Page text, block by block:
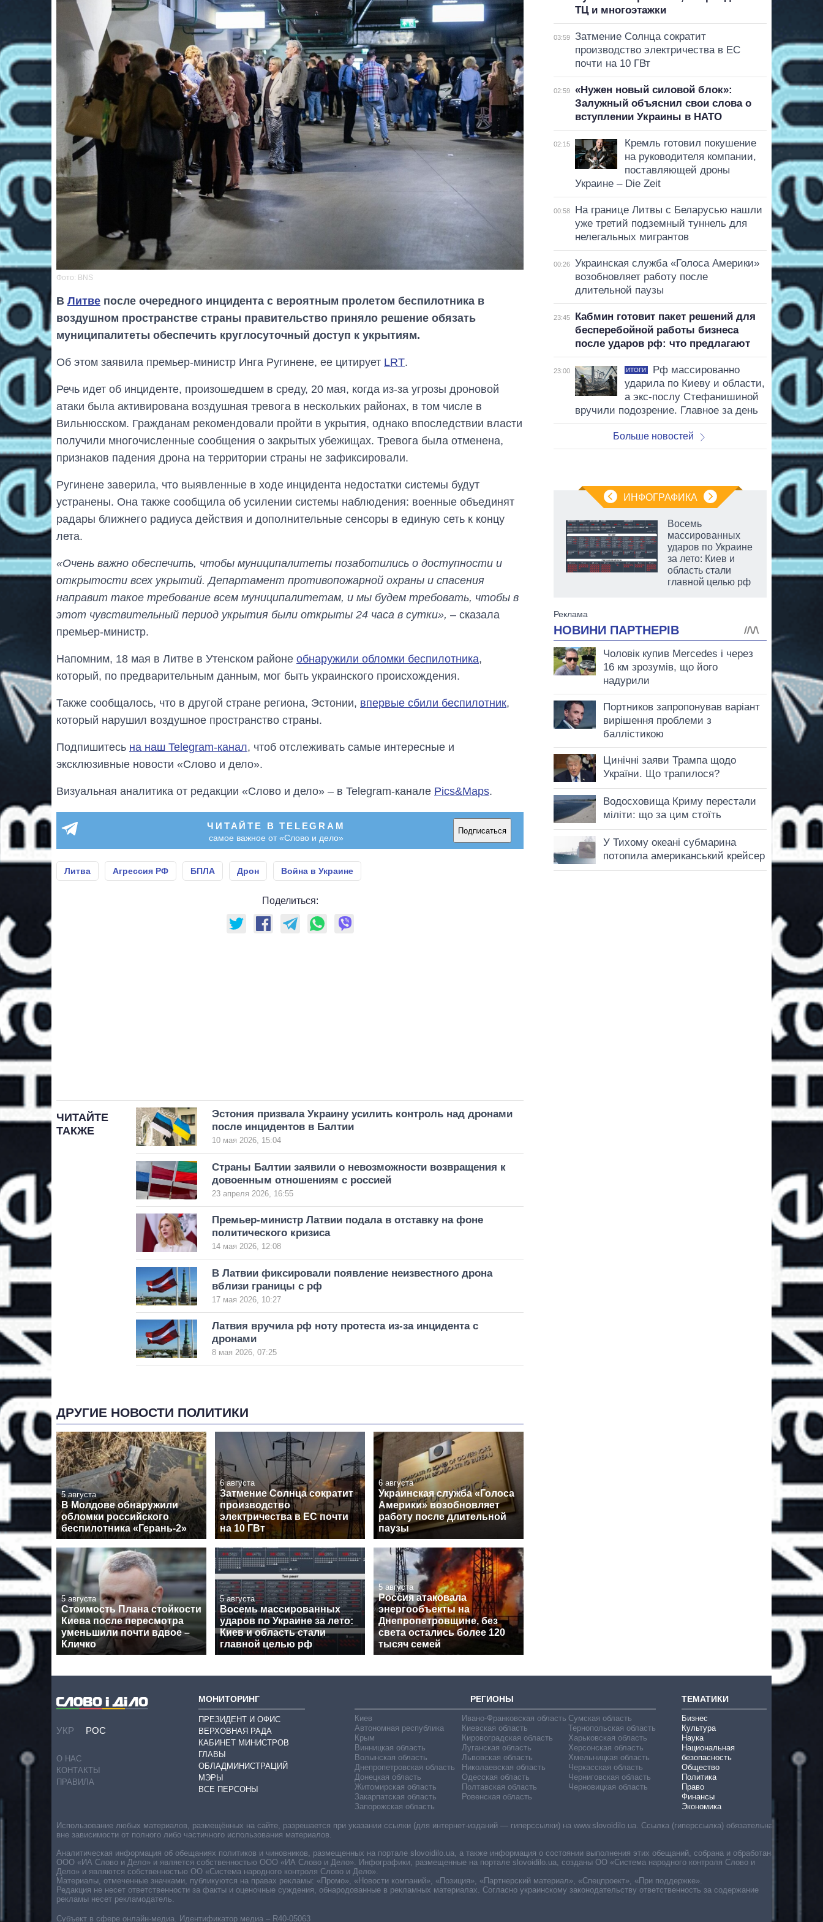
Фото: BNS
В Литве после очередного инцидента с вероятным пролетом беспилотника в
воздушном пространстве страны правительство приняло решение обязать
муниципалитеты обеспечить круглосуточный доступ к укрытиям.
Об этом заявила премьер-министр Инга Ругинене, ее цитирует LRT.
Речь идет об инциденте, произошедшем в среду, 20 мая, когда из-за угрозы дроновой
атаки была активирована воздушная тревога в нескольких районах, в том числе в
Вильнюсском. Гражданам рекомендовали пройти в укрытия, однако впоследствии власти
получили многочисленные сообщения о закрытых убежищах. Тревога была отменена,
признаков падения дрона на территории страны не зафиксировали.
Ругинене заверила, что выявленные в ходе инцидента недостатки системы будут
устранены. Она также сообщила об усилении системы наблюдения: военные объединят
радары ближнего радиуса действия и дополнительные сенсоры в единую сеть к концу
лета.
«Очень важно обеспечить, чтобы муниципалитеты позаботились о доступности и
открытости всех укрытий. Департамент противопожарной охраны и спасения
направит такое требование всем муниципалитетам, и мы будем требовать, чтобы в
этот чувствительный период укрытия были открыты 24 часа в сутки», – сказала
премьер-министр.
Напомним, 18 мая в Литве в Утенском районе обнаружили обломки беспилотника,
который, по предварительным данным, мог быть украинского происхождения.
Также сообщалось, что в другой стране региона, Эстонии, впервые сбили беспилотник,
который нарушил воздушное пространство страны.
Подпишитесь на наш Telegram-канал, чтоб отслеживать самые интересные и
эксклюзивные новости «Слово и дело».
Визуальная аналитика от редакции «Слово и дело» – в Telegram-канале Pics&Maps.
ЧИТАЙТЕ В TELEGRAM
самое важное от «Слово и дело»
Подписаться
Литва Агрессия РФ БПЛА Дрон Война в Украине
Поделиться:
ЧИТАЙТЕ
ТАКЖЕ
Эстония призвала Украину усилить контроль над дронами
после инцидентов в Балтии
10 мая 2026, 15:04
Страны Балтии заявили о невозможности возвращения к
довоенным отношениям с россией
23 апреля 2026, 16:55
Премьер-министр Латвии подала в отставку на фоне
политического кризиса
14 мая 2026, 12:08
В Латвии фиксировали появление неизвестного дрона
вблизи границы с рф
17 мая 2026, 10:27
Латвия вручила рф ноту протеста из-за инцидента с
дронами
8 мая 2026, 07:25
ДРУГИЕ НОВОСТИ ПОЛИТИКИ
5 августа
В Молдове обнаружили
обломки российского
беспилотника «Герань-2»
6 августа
Затмение Солнца сократит
производство
электричества в ЕС почти
на 10 ГВт
6 августа
Украинская служба «Голоса
Америки» возобновляет
работу после длительной
паузы
5 августа
Стоимость Плана стойкости
Киева после пересмотра
уменьшили почти вдвое –
Кличко
5 августа
Восемь массированных
ударов по Украине за лето:
Киев и область стали
главной целью рф
5 августа
Россия атаковала
энергообъекты на
Днепропетровщине, без
света остались более 120
тысяч семей
ТЦ и многоэтажки
03:59
Затмение Солнца сократит
производство электричества в ЕС
почти на 10 ГВт
02:59
«Нужен новый силовой блок»:
Залужный объяснил свои слова о
вступлении Украины в НАТО
02:15
Кремль готовил покушение
на руководителя компании,
поставляющей дроны
Украине – Die Zeit
00:58
На границе Литвы с Беларусью нашли
уже третий подземный туннель для
нелегальных мигрантов
00:26
Украинская служба «Голоса Америки»
возобновляет работу после
длительной паузы
23:45
Кабмин готовит пакет решений для
бесперебойной работы бизнеса
после ударов рф: что предлагают
23:00 ИТОГИ
Рф массированно
ударила по Киеву и области,
а экс-послу Стефанишиной
вручили подозрение. Главное за день
Больше новостей
ИНФОГРАФИКА
Экспорт оружия:
танков продала
Украина за годы
независимости
Восемь
массированных
ударов по Украине
за лето: Киев и
область стали
главной целью рф
УКР РОС
О НАС
КОНТАКТЫ
ПРАВИЛА
МОНИТОРИНГ
ПРЕЗИДЕНТ И ОФИС
ВЕРХОВНАЯ РАДА
КАБИНЕТ МИНИСТРОВ
ГЛАВЫ
ОБЛАДМИНИСТРАЦИЙ
МЭРЫ
ВСЕ ПЕРСОНЫ
РЕГИОНЫ
Киев
Автономная республика
Крым
Винницкая область
Волынская область
Днепропетровская область
Донецкая область
Житомирская область
Закарпатская область
Запорожская область
Ивано-Франковская область
Киевская область
Кировоградская область
Луганская область
Львовская область
Николаевская область
Одесская область
Полтавская область
Ровенская область
Сумская область
Тернопольская область
Харьковская область
Херсонская область
Хмельницкая область
Черкасская область
Черниговская область
Черновицкая область
ТЕМАТИКИ
Бизнес
Культура
Наука
Национальная
безопасность
Общество
Политика
Право
Финансы
Экономика
Субъект в сфере онлайн-медиа. Идентификатор медиа – R40-05063
Использование любых материалов, размещённых на сайте, разрешается при указании ссылки (для интернет-изданий — гиперссылки) на www.slovoidilo.ua. Ссылка (гиперссылка) обязательна
вне зависимости от полного либо частичного использования материалов.
Аналитическая информация об обещаниях политиков и чиновников, размещенных на портале slovoidilo.ua, а также информация о состоянии выполнения этих обещаний, собрана и обработана
ООО «ИА Слово и Дело» и является собственностью ООО «ИА Слово и Дело». Инфографики, размещенные на портале slovoidilo.ua, созданы ОО «Система народного контроля Слово и
Дело» и являются собственностью ОО «Система народного контроля Слово и Дело».
Материалы, отмеченные значками, публикуются на правах рекламы: «Промо», «Новости компаний», «Позиция», «Партнерский материал», «Спецпроект», «При поддержке».
Редакция не несет ответственности за факты и оценочные суждения, обнародованные в рекламных материалах. Согласно украинскому законодательству ответственность за содержание
рекламы несет рекламодатель.